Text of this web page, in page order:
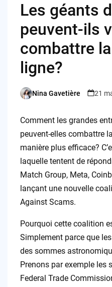
Les géants
peuvent-ils
combattre
ligne?
Posted
Nina Gavetière 21
Comment les grandes
peuvent-elles combattre
manière plus efficace?
laquelle tentent de
Match Group, Meta,
lançant une nouvelle
Against Scams.
Pourquoi cette coalition
Simplement parce que
des sommes
Prenons par exemple les
Federal Trade